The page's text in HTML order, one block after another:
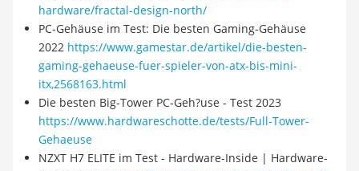
hardware/fractal-design-north/
PC-Gehäuse im Test: Die besten Gaming-Gehäuse
2022 https://www.gamestar.de/artikel/die-besten-
gaming-gehaeuse-fuer-spieler-von-atx-bis-mini-
itx,2568163.html
Die besten Big-Tower PC-Geh?use - Test 2023
https://www.hardwareschotte.de/tests/Full-Tower-
Gehaeuse
NZXT H7 ELITE im Test - Hardware-Inside | Hardware-